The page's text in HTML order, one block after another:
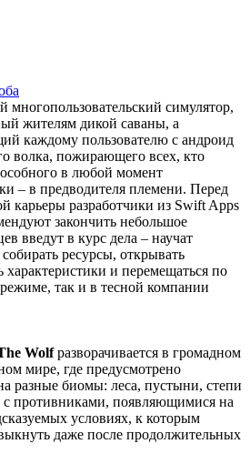
симулятор,
жителям дикой саваны, а
каждому пользователю с андроид
волка, пожирающего всех, кто
в любой момент
– в предводителя племени. Перед
карьеры разработчики из Swift Apps
закончить небольшое
введут в курс дела – научат
ресурсы, открывать
и перемещаться по
так и в тесной компании
Wolfразворачивается в громадном
мире, где предусмотрено
разные биомы: леса, пустыни, степи
с противниками, появляющимися на
условиях, к которым
даже после продолжительных